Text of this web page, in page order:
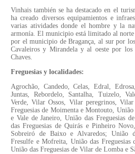
Vinhais también se ha destacado en el
ha creado diversos equipamientos e
varias atividades donde el hombre y la
armonía. El municipio está limitado al norte
por el municipio de Bragança, al sur por
Cavaleiros y Mirandela y al oeste por los
Chaves.
Freguesias y localidades:
Agrochão, Candedo, Celas, Edral,
Juntas, Rebordelo, Santalha, Tuizelo,
Verde, Vilar Ossos, Vilar peregrinos,
Freguesias de Moimenta e Montouto, União
e Vale de Janeiro, União das Freguesias
das Freguesias de Quirás e Pinheiro
Sobreiró de Baixo e Alvaredos; União
Fresulfe e Mofreita, União das Freguesias
União das Freguesias de Vilar de Lomba e